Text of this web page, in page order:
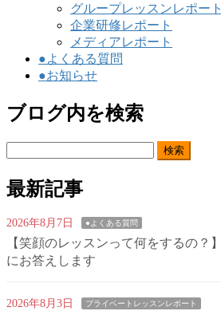
グループレッスンレポート
企業研修レポート
メディアレポート
●よくある質問
●お知らせ
ブログ内を検索
最新記事
2026年8月7日 ●よくある質問
【笑顔のレッスンって何をするの？
にお答えします
2026年8月3日 プライベートレッスンレポート